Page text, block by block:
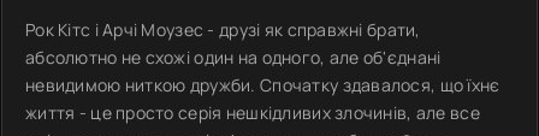
Рок Кітс і Арчі Моузес - друзі як справжні брати,
абсолютно не схожі один на одного, але об'єднані
невидимою ниткою дружби. Спочатку здавалося, що їхнє
життя - це просто серія нешкідливих злочинів, але все